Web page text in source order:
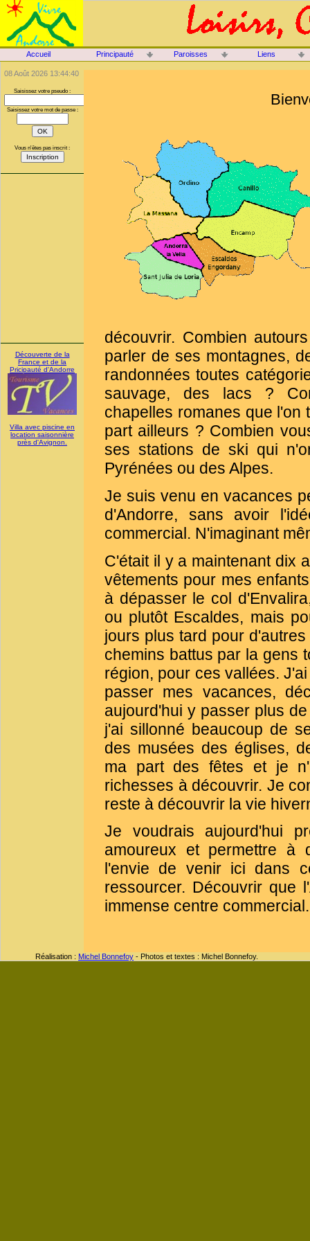
Saisissez votre pseudo :
Saisissez votre mot de passe :
Vous n'êtes pas inscrit :
Découverte de la
France et de la
Pricipauté d'Andorre
Villa avec piscine en
location saisonnière
près d'Avignon.
découvrir. Combien
parler de ses montagnes,
randonnées toutes
sauvage, des lacs ?
chapelles romanes que l'on
part ailleurs ? Combien
ses stations de ski qui
Pyrénées ou des Alpes.
Je suis venu en vacances
d'Andorre, sans avoir
commercial. N'imaginant
C'était il y a maintenant dix
vêtements pour mes
à dépasser le col
ou plutôt Escaldes, mais
jours plus tard pour
chemins battus par la gens
région, pour ces vallées.
passer mes vacances,
aujourd'hui y passer plus
j'ai sillonné beaucoup de
des musées des églises,
ma part des fêtes et je
richesses à découvrir. Je
reste à découvrir la vie
Je voudrais aujourd'hui
amoureux et permettre à
l'envie de venir ici dans
ressourcer. Découvrir que
immense centre commercial.
Réalisation : Michel Bonnefoy - Photos et textes : Michel Bonnefoy.
08 Août 2026 13:44:40
Accueil Principauté Paroisses Liens